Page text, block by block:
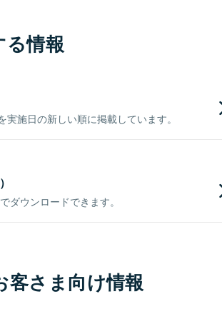
る情報
施日の新しい順に掲載しています。
ダウンロードできます。
客さま向け情報